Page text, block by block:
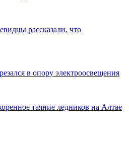
рассказали, что
в опору электроосвещения
таяние ледников на Алтае